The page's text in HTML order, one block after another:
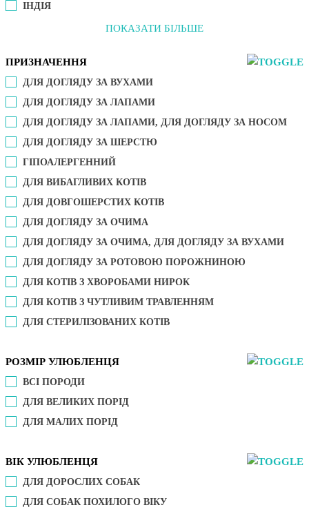
ІНДІЯ
ПОКАЗАТИ БІЛЬШЕ
ПРИЗНАЧЕННЯ
ДЛЯ ДОГЛЯДУ ЗА ВУХАМИ
ДЛЯ ДОГЛЯДУ ЗА ЛАПАМИ
ДЛЯ ДОГЛЯДУ ЗА ЛАПАМИ, ДЛЯ ДОГЛЯДУ ЗА НОСОМ
ДЛЯ ДОГЛЯДУ ЗА ШЕРСТЮ
ГІПОАЛЕРГЕННИЙ
ДЛЯ ВИБАГЛИВИХ КОТІВ
ДЛЯ ДОВГОШЕРСТИХ КОТІВ
ДЛЯ ДОГЛЯДУ ЗА ОЧИМА
ДЛЯ ДОГЛЯДУ ЗА ОЧИМА, ДЛЯ ДОГЛЯДУ ЗА ВУХАМИ
ДЛЯ ДОГЛЯДУ ЗА РОТОВОЮ ПОРОЖНИНОЮ
ДЛЯ КОТІВ З ХВОРОБАМИ НИРОК
ДЛЯ КОТІВ З ЧУТЛИВИМ ТРАВЛЕННЯМ
ДЛЯ СТЕРИЛІЗОВАНИХ КОТІВ
РОЗМІР УЛЮБЛЕНЦЯ
ВСІ ПОРОДИ
ДЛЯ ВЕЛИКИХ ПОРІД
ДЛЯ МАЛИХ ПОРІД
ВІК УЛЮБЛЕНЦЯ
ДЛЯ ДОРОСЛИХ СОБАК
ДЛЯ СОБАК ПОХИЛОГО ВІКУ